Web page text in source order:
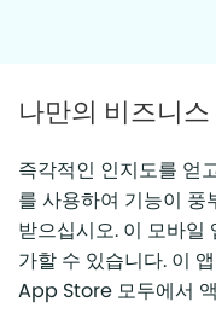
나만의 비즈니
즉각적인 인지도를 얻
를 사용하여 기능이
받으십시오. 이 모바일
가할 수 있습니다. 이
App Store 모두에서